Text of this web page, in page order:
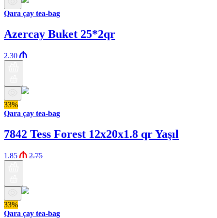
Qara çay tea-bag
Azercay Buket 25*2qr
2.30
33%
Qara çay tea-bag
7842 Tess Forest 12x20x1.8 qr Yaşıl
1.85 2.75
33%
Qara çay tea-bag